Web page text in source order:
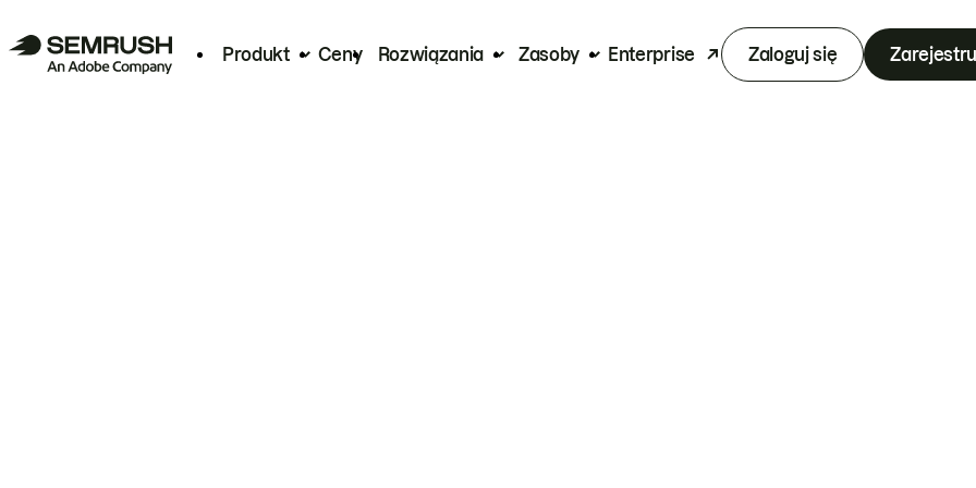
Produkt Ceny Rozwiązania Zasoby Enterprise Zaloguj się